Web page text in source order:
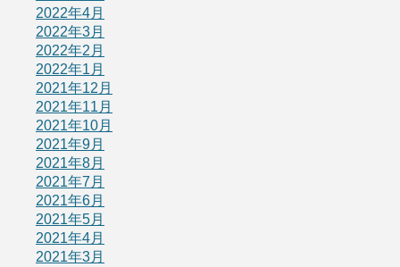
2022年4月
2022年3月
2022年2月
2022年1月
2021年12月
2021年11月
2021年10月
2021年9月
2021年8月
2021年7月
2021年6月
2021年5月
2021年4月
2021年3月